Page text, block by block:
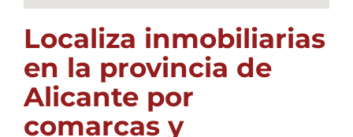
Localiza inmobiliarias
en la provincia de
Alicante por
comarcas y